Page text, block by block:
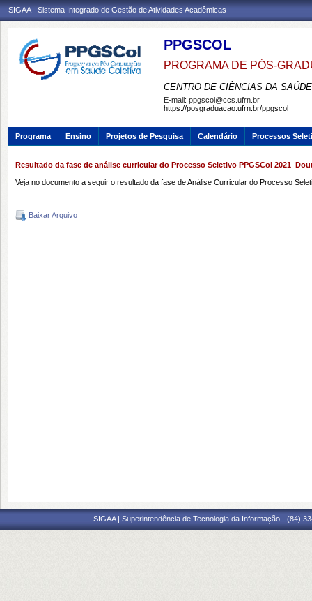
SIGAA - Sistema Integrado de Gestão de Atividades Acadêmicas
PPGSCOL
PROGRAMA DE PÓS-
CENTRO DE CIÊNCIAS DA SAÚDE
E-mail: ppgscol@ccs.ufrn.br
https://posgraduacao.ufrn.br/ppgscol
Programa Ensino Projetos de Pesquisa Calendário Processos
Resultado da fase de análise curricular do Processo Seletivo PPGSCol 2021 
Veja no documento a seguir o resultado da fase de Análise Curricular do Processo
Baixar Arquivo
SIGAA | Superintendência de Tecnologia da Informação - (84)